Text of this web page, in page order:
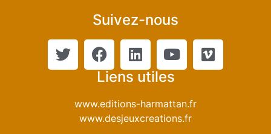
Suivez-nous
Liens utiles
www.editions-harmattan.fr
www.desjeuxcreations.fr